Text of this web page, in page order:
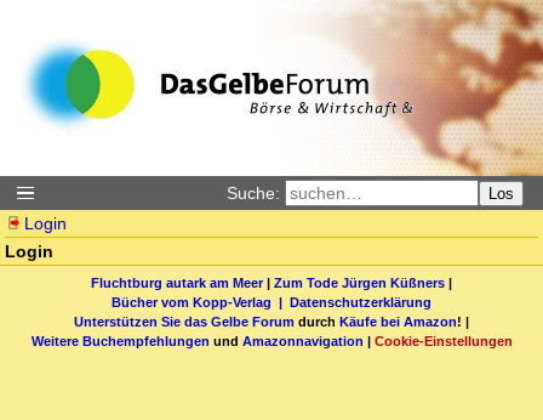
Suche: Los
Login
Login
Fluchtburg autark am Meer| Zum Tode Jürgen Küßners |
Bücher vom Kopp-Verlag | Datenschutzerklärung
Unterstützen Sie das Gelbe Forum durch Käufe bei Amazon! |
Weitere Buchempfehlungen und Amazonnavigation | Cookie-Einstellungen